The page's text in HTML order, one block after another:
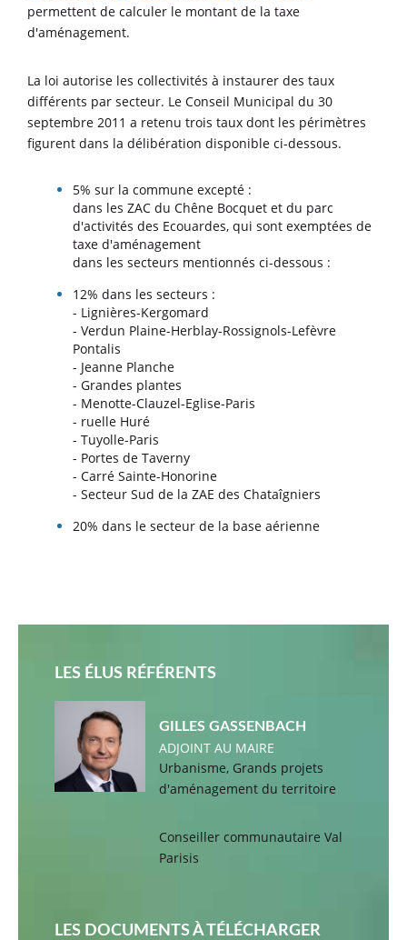
permettent de calculer le montant de la taxe
d'aménagement.
La loi autorise les collectivités à instaurer des taux
différents par secteur. Le Conseil Municipal du 30
septembre 2011 a retenu trois taux dont les périmètres
figurent dans la délibération disponible ci-dessous.
5% sur la commune excepté :
dans les ZAC du Chêne Bocquet et du parc
d'activités des Ecouardes, qui sont exemptées de
taxe d'aménagement
dans les secteurs mentionnés ci-dessous :
12% dans les secteurs :
- Lignières-Kergomard
- Verdun Plaine-Herblay-Rossignols-Lefèvre
Pontalis
- Jeanne Planche
- Grandes plantes
- Menotte-Clauzel-Eglise-Paris
- ruelle Huré
- Tuyolle-Paris
- Portes de Taverny
- Carré Sainte-Honorine
- Secteur Sud de la ZAE des Chataîgniers
20% dans le secteur de la base aérienne
LES ÉLUS RÉFÉRENTS
GILLES GASSENBACH
ADJOINT AU MAIRE
Urbanisme, Grands projets
d'aménagement du territoire
Conseiller communautaire Val
Parisis
LES DOCUMENTS À TÉLÉCHARGER